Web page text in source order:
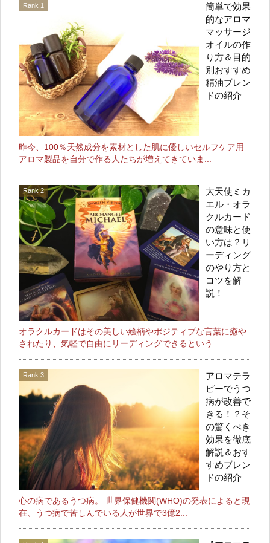
簡単で効果
的なアロマ
マッサージ
オイルの作
り方＆目的
別おすすめ
精油ブレン
ドの紹介
昨今、100％天然成分を素材とした肌に優しいセルフケア用
アロマ製品を自分で作る人たちが増えてきていま...
大天使ミカ
エル・オラ
クルカード
の意味と使
い方は？リ
ーディング
のやり方と
コツを解
説！
オラクルカードはその美しい絵柄やポジティブな言葉に癒や
されたり、気軽で自由にリーディングできるという...
アロマテラ
ピーでうつ
病が改善で
きる！？そ
の驚くべき
効果を徹底
解説＆おす
すめブレン
ドの紹介
心の病であるうつ病。 世界保健機関(WHO)の発表によると現
在、うつ病で苦しんでいる人が世界で3億2...